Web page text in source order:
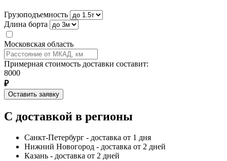
Грузоподъемность
Длина борта
Московская область
Примерная стоимость доставки составит:
8000
₽
Оставить заявку
С доставкой в регионы
Санкт-Петербург - доставка от 1 дня
Нижний Новогород - доставка от 2 дней
Казань - доставка от 2 дней